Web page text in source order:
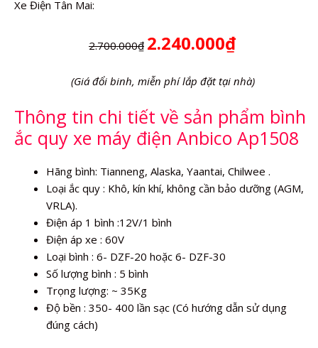
Xe Điện Tân Mai:
2.700.000₫ 2.240.000₫
(Giá đổi binh, miễn phí lắp đặt tại nhà)
Thông tin chi tiết về sản phẩm bình
ắc quy xe máy điện Anbico Ap1508
Hãng bình: Tianneng, Alaska, Yaantai, Chilwee .
Loại ắc quy : Khô, kín khí, không cần bảo dưỡng (AGM,
VRLA).
Điện áp 1 bình :12V/1 bình
Điện áp xe : 60V
Loại bình : 6- DZF-20 hoặc 6- DZF-30
Số lượng bình : 5 bình
Trọng lượng: ~ 35Kg
Độ bền : 350- 400 lần sạc (Có hướng dẫn sử dụng
đúng cách)